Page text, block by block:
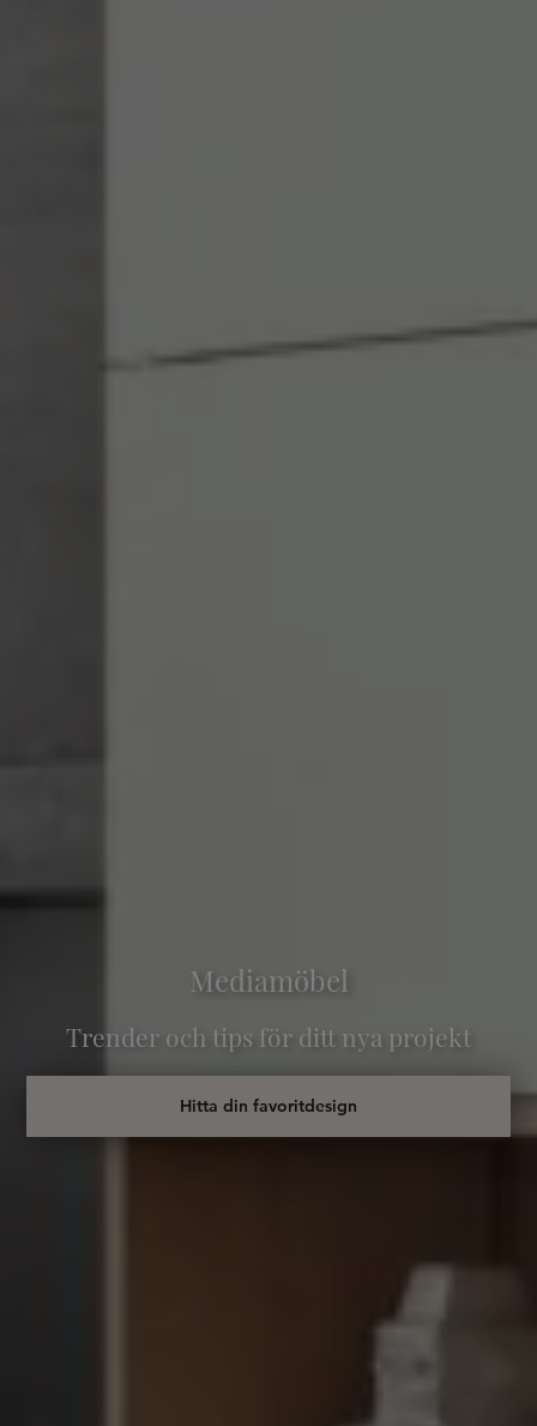
Mediamöbel
Trender och tips för ditt nya projekt
Hitta din favoritdesign